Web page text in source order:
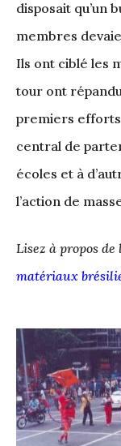
disposait qu’un
membres
Ils ont ciblé les
tour ont
premiers
central de
écoles et à
l’action de
Lisez à propos de
matériaux